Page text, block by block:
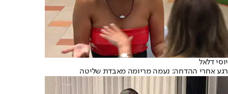
יוסי דלאל
רגע אחרי ההדחה: נעמה מריומה מאבדת שליטה